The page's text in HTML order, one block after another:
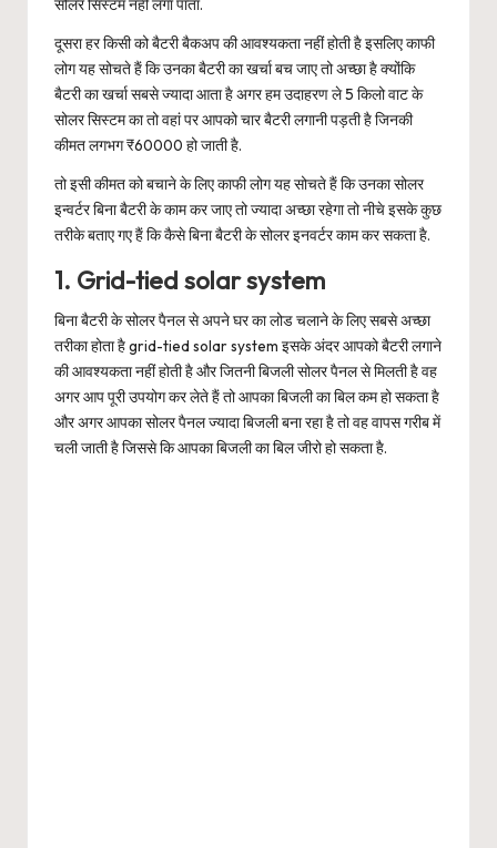
सोलर सिस्टम नहीं लगा पाता.
दूसरा हर किसी को बैटरी बैकअप की आवश्यकता नहीं होती है इसलिए काफी
लोग यह सोचते हैं कि उनका बैटरी का खर्चा बच जाए तो अच्छा है क्योंकि
बैटरी का खर्चा सबसे ज्यादा आता है अगर हम उदाहरण ले 5 किलो वाट के
सोलर सिस्टम का तो वहां पर आपको चार बैटरी लगानी पड़ती है जिनकी
कीमत लगभग ₹60000 हो जाती है.
तो इसी कीमत को बचाने के लिए काफी लोग यह सोचते हैं कि उनका सोलर
इन्वर्टर बिना बैटरी के काम कर जाए तो ज्यादा अच्छा रहेगा तो नीचे इसके कुछ
तरीके बताए गए हैं कि कैसे बिना बैटरी के सोलर इनवर्टर काम कर सकता है.
1. Grid-tied solar system
बिना बैटरी के सोलर पैनल से अपने घर का लोड चलाने के लिए सबसे अच्छा
तरीका होता है grid-tied solar system इसके अंदर आपको बैटरी लगाने
की आवश्यकता नहीं होती है और जितनी बिजली सोलर पैनल से मिलती है वह
अगर आप पूरी उपयोग कर लेते हैं तो आपका बिजली का बिल कम हो सकता है
और अगर आपका सोलर पैनल ज्यादा बिजली बना रहा है तो वह वापस गरीब में
चली जाती है जिससे कि आपका बिजली का बिल जीरो हो सकता है.